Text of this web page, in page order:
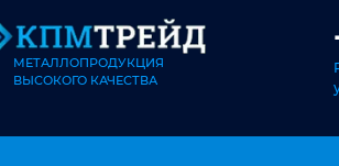
МЕТАЛЛОПРОДУКЦИЯ
ВЫСОКОГО КАЧЕСТВА